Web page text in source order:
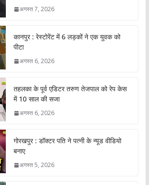
अगस्त 7, 2026
कानपुर : रेस्टोरेंट में 6 लड़कों ने एक युवक को
पीटा
अगस्त 6, 2026
तहलका के पूर्व एडिटर तरुण तेजपाल को रेप केस
में 10 साल की सजा
अगस्त 6, 2026
गोरखपुर : डॉक्टर पति ने पत्नी के न्यूड वीडियो
बनाए
अगस्त 5, 2026